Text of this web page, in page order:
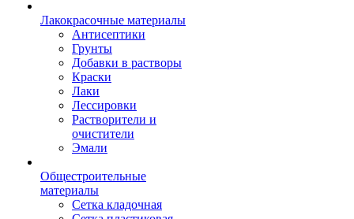
Лакокрасочные материалы
Антисептики
Грунты
Добавки в растворы
Краски
Лаки
Лессировки
Растворители и
очистители
Эмали
Общестроительные
материалы
Сетка кладочная